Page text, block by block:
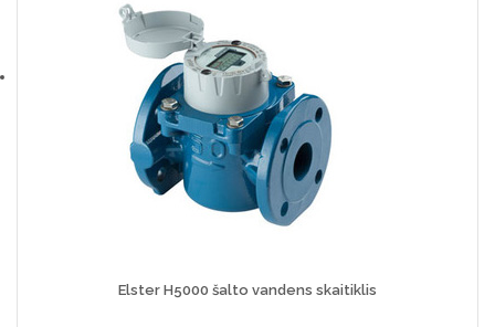
Elster H5000 šalto vandens skaitiklis